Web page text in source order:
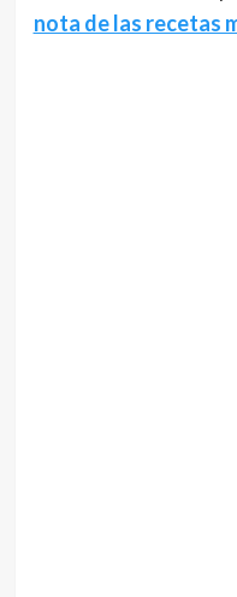
nota de las recetas